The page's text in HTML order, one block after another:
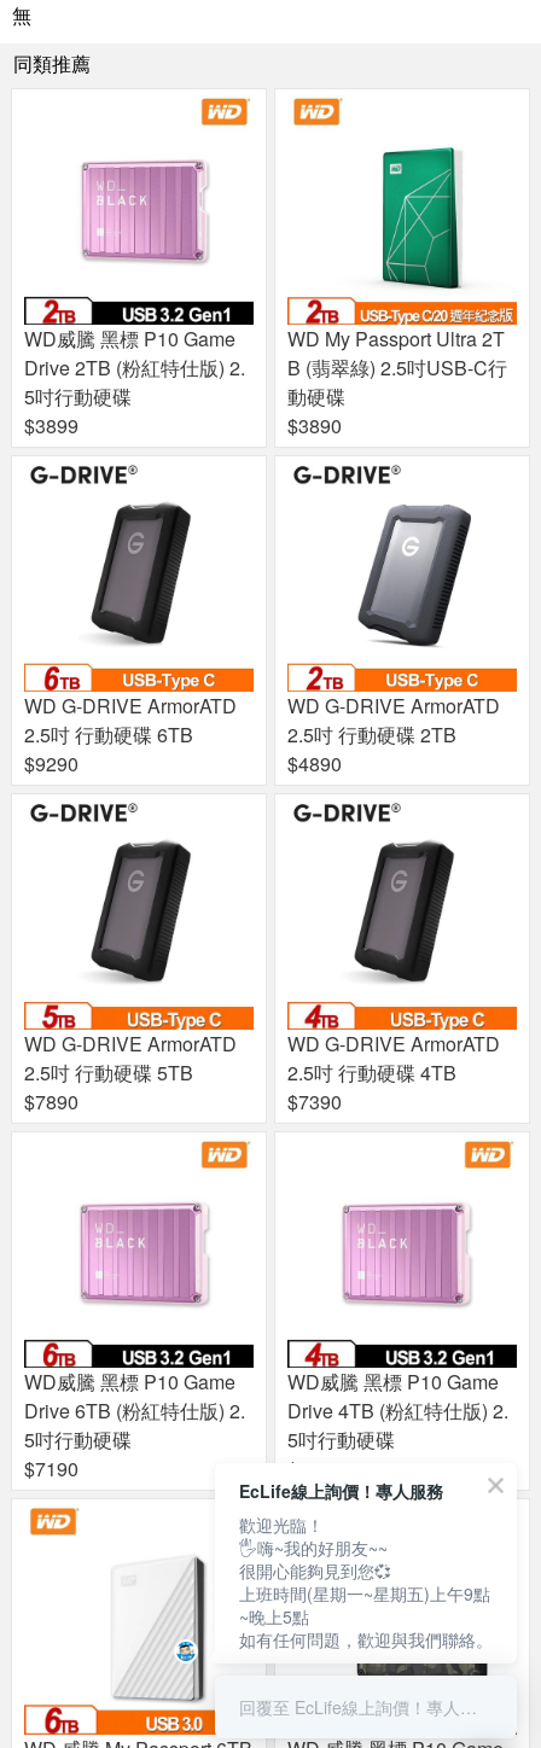
無
同類推薦
WD威騰 黑標 P10 Game
Drive 2TB (粉紅特仕版) 2.
5吋行動硬碟
$3899
WD My Passport Ultra 2T
B (翡翠綠) 2.5吋USB-C行
動硬碟
$3890
WD G-DRIVE ArmorATD
2.5吋 行動硬碟 6TB
$9290
WD G-DRIVE ArmorATD
2.5吋 行動硬碟 2TB
$4890
WD G-DRIVE ArmorATD
2.5吋 行動硬碟 5TB
$7890
WD G-DRIVE ArmorATD
2.5吋 行動硬碟 4TB
$7390
WD威騰 黑標 P10 Game
Drive 6TB (粉紅特仕版) 2.
5吋行動硬碟
$7190
WD威騰 黑標 P10 Game
Drive 4TB (粉紅特仕版) 2.
5吋行動硬碟
$5390
EcLife線上詢價！專人服務
歡迎光臨！
🖐嗨~我的好朋友~~
很開心能夠見到您💞
上班時間(星期一~星期五)上午9點
~晚上5點
如有任何問題，歡迎與我們聯絡。
回覆至 EcLife線上詢價！專人服務